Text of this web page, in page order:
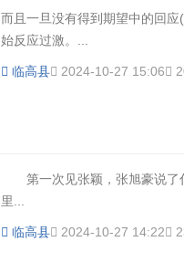
而且一旦没有得到期望中的回
始反应过激。...
临高县 2024-10-27 15:06
第一次见张颖，张旭豪说了
里...
临高县 2024-10-27 14:22